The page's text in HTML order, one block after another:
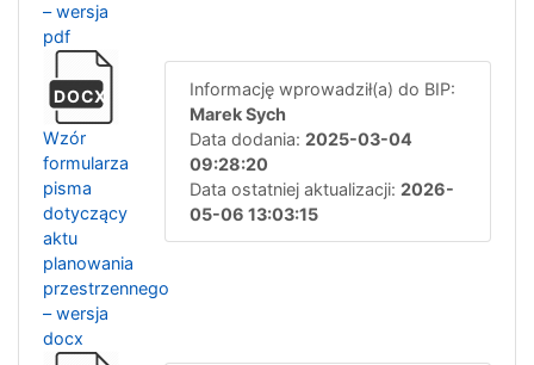
– wersja
pdf
DOCX
Wzór
formularza
pisma
dotyczący
aktu
planowania
przestrzennego
– wersja
docx
Informację wprowadził(a) do BIP:
Marek Sych
Data dodania: 2025-03-04
09:28:20
Data ostatniej aktualizacji: 2026-
05-06 13:03:15